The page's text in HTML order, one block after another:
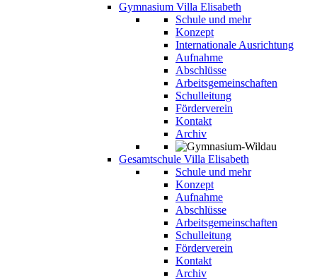
Gymnasium Villa Elisabeth
Schule und mehr
Konzept
Internationale Ausrichtung
Aufnahme
Abschlüsse
Arbeitsgemeinschaften
Schulleitung
Förderverein
Kontakt
Archiv
Gesamtschule Villa Elisabeth
Schule und mehr
Konzept
Aufnahme
Abschlüsse
Arbeitsgemeinschaften
Schulleitung
Förderverein
Kontakt
Archiv